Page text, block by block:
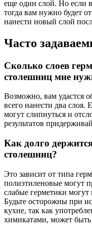
еще один слой. Но если
тогда вам нужно будет
нанести новый слой
Часто
Сколько слоев
столешниц мне
Возможно, вам удастся
всего нанести два слоя.
могут слипнуться и
результатов
Как долго
столешниц?
Это зависит от типа
полиэтиленовые могут
слабые герметики
Будьте осторожны при
кухне, так как
химикатами, может